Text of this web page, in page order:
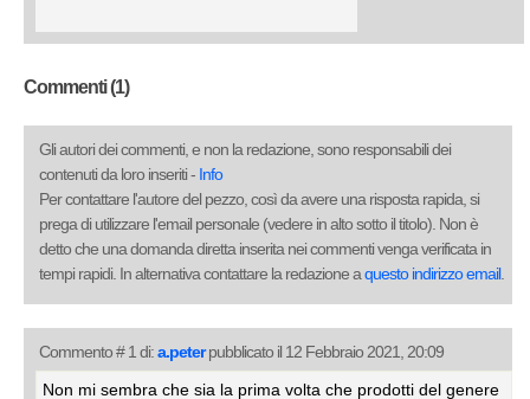
Commenti (1)
Gli autori dei commenti, e non la redazione, sono responsabili dei
contenuti da loro inseriti - Info
Per contattare l'autore del pezzo, così da avere una risposta rapida, si
prega di utilizzare l'email personale (vedere in alto sotto il titolo). Non è
detto che una domanda diretta inserita nei commenti venga verificata in
tempi rapidi. In alternativa contattare la redazione aquesto indirizzo email.
Commento # 1 di:a.peterpubblicato il 12 Febbraio 2021, 20:09
Non mi sembra che sia la prima volta che prodotti del genere